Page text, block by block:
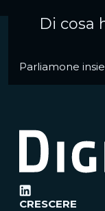
Di cosa
Parliamone
CRESCERE